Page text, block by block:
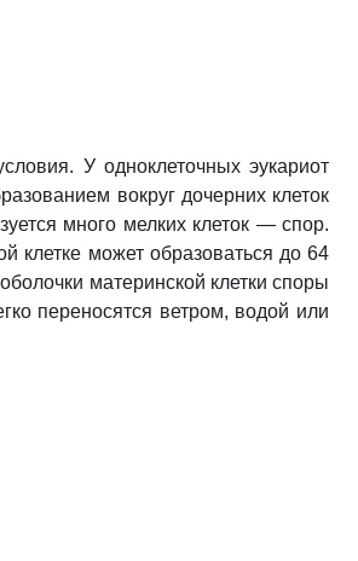
У одноклеточных эукариот
вокруг дочерних клеток
много мелких клеток — спор.
клетке может образоваться до 64
материнской клетки споры
переносятся ветром, водой или